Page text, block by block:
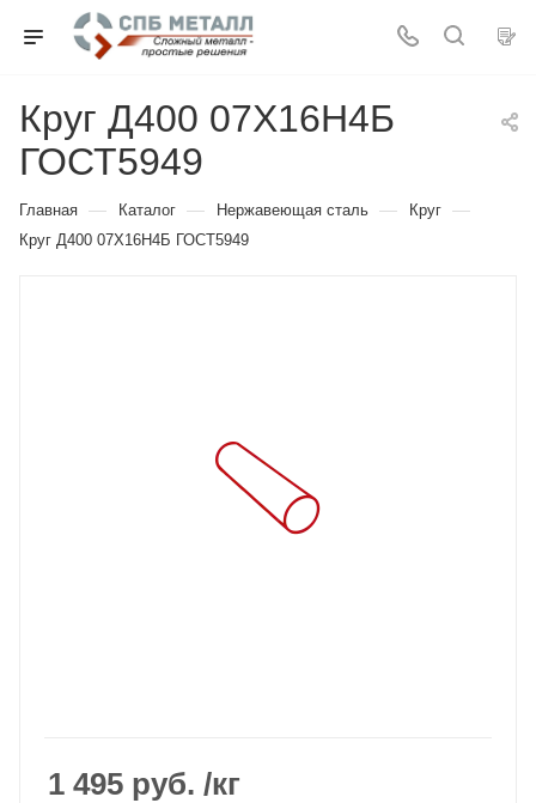
Круг Д400 07Х16Н4Б
ГОСТ5949
Главная — Каталог — Нержавеющая сталь — Круг —
Круг Д400 07Х16Н4Б ГОСТ5949
1 495 руб. /кг